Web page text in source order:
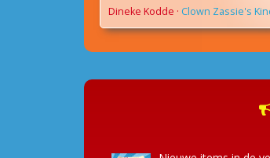
Dineke Kodde · Clown Zassie's